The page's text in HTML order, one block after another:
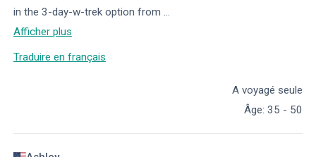
in the 3-day-w-trek option from ...
Afficher plus
Traduire en français
A voyagé seule
Âge: 35 - 50